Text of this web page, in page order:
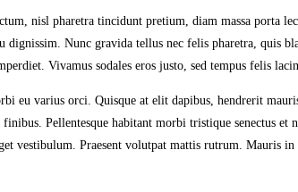
nisl pharetra tincidunt pretium, diam massa porta
Nunc gravida tellus nec felis pharetra, quis
Vivamus sodales eros justo, sed tempus felis
varius orci. Quisque at elit dapibus, hendrerit
Pellentesque habitant morbi tristique senectus et
vestibulum. Praesent volutpat mattis rutrum. Mauris